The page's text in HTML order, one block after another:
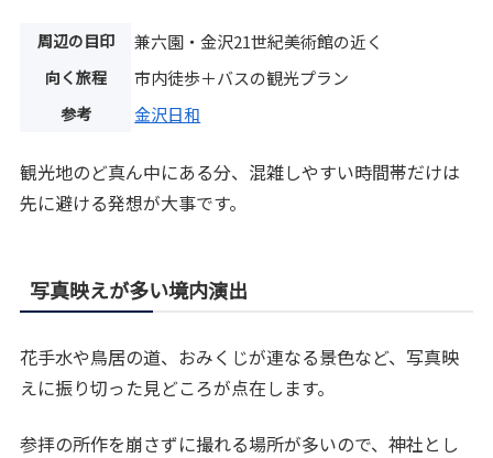
周辺の目印 兼六園・金沢21世紀美術館の近く
向く旅程 市内徒歩＋バスの観光プラン
参考 金沢日和
観光地のど真ん中にある分、混雑しやすい時間帯だけは
先に避ける発想が大事です。
写真映えが多い境内演出
花手水や鳥居の道、おみくじが連なる景色など、写真映
えに振り切った見どころが点在します。
参拝の所作を崩さずに撮れる場所が多いので、神社とし